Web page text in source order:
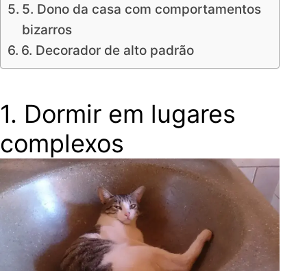
5. Dono da casa com comportamentos
bizarros
6. Decorador de alto padrão
1. Dormir em lugares
complexos